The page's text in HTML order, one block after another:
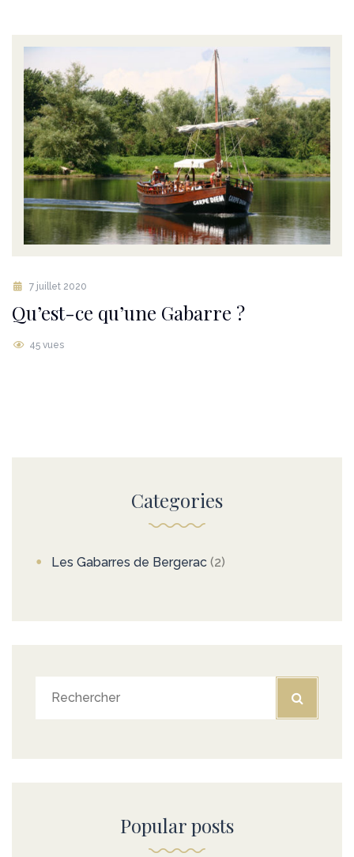
7 juillet 2020
Qu’est-ce qu’une Gabarre ?
45 vues
Categories
Les Gabarres de Bergerac (2)
Popular posts